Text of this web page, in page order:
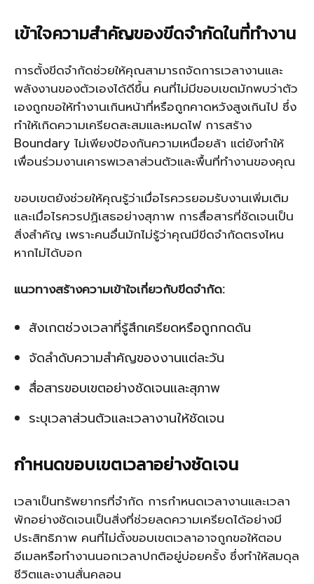
เข้าใจความสำคัญของขีดจำกัดในที่ทำงาน
การตั้งขีดจำกัดช่วยให้คุณสามารถจัดการเวลางานและ
พลังงานของตัวเองได้ดีขึ้น คนที่ไม่มีขอบเขตมักพบว่าตัว
เองถูกขอให้ทำงานเกินหน้าที่หรือถูกคาดหวังสูงเกินไป ซึ่ง
ทำให้เกิดความเครียดสะสมและหมดไฟ การสร้าง
Boundary ไม่เพียงป้องกันความเหนื่อยล้า แต่ยังทำให้
เพื่อนร่วมงานเคารพเวลาส่วนตัวและพื้นที่ทำงานของคุณ
ขอบเขตยังช่วยให้คุณรู้ว่าเมื่อไรควรยอมรับงานเพิ่มเติม
และเมื่อไรควรปฏิเสธอย่างสุภาพ การสื่อสารที่ชัดเจนเป็น
สิ่งสำคัญ เพราะคนอื่นมักไม่รู้ว่าคุณมีขีดจำกัดตรงไหน
หากไม่ได้บอก
แนวทางสร้างความเข้าใจเกี่ยวกับขีดจำกัด:
สังเกตช่วงเวลาที่รู้สึกเครียดหรือถูกกดดัน
จัดลำดับความสำคัญของงานแต่ละวัน
สื่อสารขอบเขตอย่างชัดเจนและสุภาพ
ระบุเวลาส่วนตัวและเวลางานให้ชัดเจน
กำหนดขอบเขตเวลาอย่างชัดเจน
เวลาเป็นทรัพยากรที่จำกัด การกำหนดเวลางานและเวลา
พักอย่างชัดเจนเป็นสิ่งที่ช่วยลดความเครียดได้อย่างมี
ประสิทธิภาพ คนที่ไม่ตั้งขอบเขตเวลาอาจถูกขอให้ตอบ
อีเมลหรือทำงานนอกเวลาปกติอยู่บ่อยครั้ง ซึ่งทำให้สมดุล
ชีวิตและงานสั่นคลอน